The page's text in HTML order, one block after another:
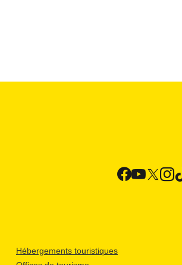
Hébergements touristiques